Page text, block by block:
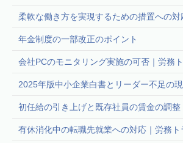
柔軟な働き方を実現するための措置への対
年金制度の一部改正のポイント
会社PCのモニタリング実施の可否｜労務
2025年版中小企業白書とリーダー不足の
初任給の引き上げと既存社員の賃金の調整
有休消化中の転職先就業への対応｜労務